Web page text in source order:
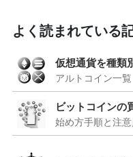
よく読まれている
仮想通貨を種類
アルトコイン一覧
ビットコインの
始め方手順と注意